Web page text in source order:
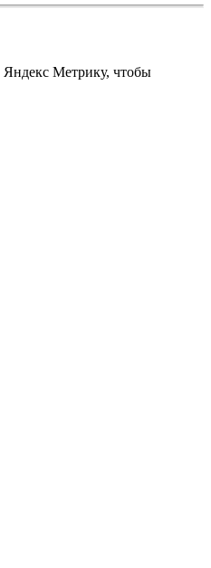
Метрику, чтобы